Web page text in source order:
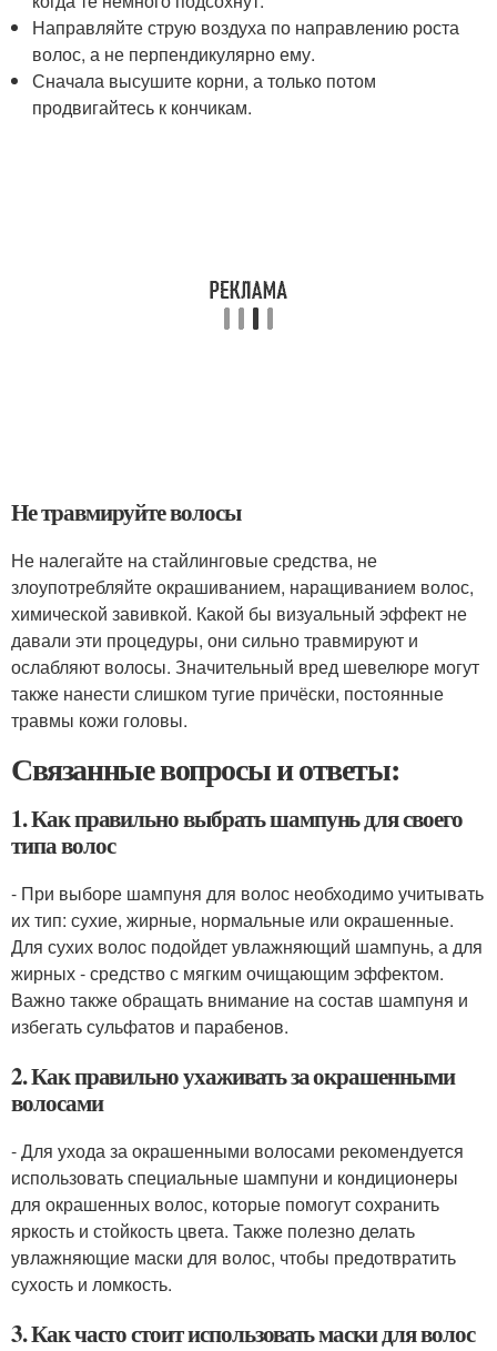
Направляйте струю воздуха по направлению роста
волос, а не перпендикулярно ему.
Сначала высушите корни, а только потом
продвигайтесь к кончикам.
Не травмируйте волосы
Не налегайте на стайлинговые средства, не
злоупотребляйте окрашиванием, наращиванием волос,
химической завивкой. Какой бы визуальный эффект не
давали эти процедуры, они сильно травмируют и
ослабляют волосы. Значительный вред шевелюре могут
также нанести слишком тугие причёски, постоянные
травмы кожи головы.
Связанные вопросы и ответы:
1. Как правильно выбрать шампунь для своего
типа волос
- При выборе шампуня для волос необходимо учитывать
их тип: сухие, жирные, нормальные или окрашенные.
Для сухих волос подойдет увлажняющий шампунь, а для
жирных - средство с мягким очищающим эффектом.
Важно также обращать внимание на состав шампуня и
избегать сульфатов и парабенов.
2. Как правильно ухаживать за окрашенными
волосами
- Для ухода за окрашенными волосами рекомендуется
использовать специальные шампуни и кондиционеры
для окрашенных волос, которые помогут сохранить
яркость и стойкость цвета. Также полезно делать
увлажняющие маски для волос, чтобы предотвратить
сухость и ломкость.
3. Как часто стоит использовать маски для волос